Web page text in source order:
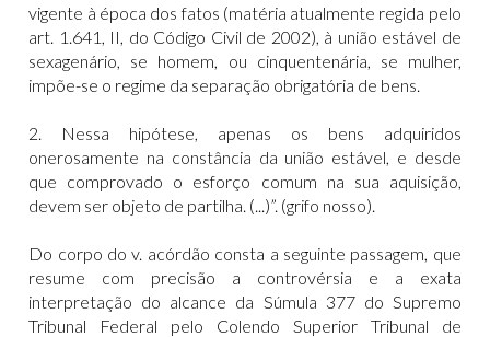
vigente à época dos fatos (matéria atualmente regida pelo
art. 1.641, II, do Código Civil de 2002), à união estável de
sexagenário, se homem, ou cinquentenária, se mulher,
impõe-se o regime da separação obrigatória de bens.
2. Nessa hipótese, apenas os bens adquiridos
onerosamente na constância da união estável, e desde
que comprovado o esforço comum na sua aquisição,
devem ser objeto de partilha. (...)”. (grifo nosso).
Do corpo do v. acórdão consta a seguinte passagem, que
resume com precisão a controvérsia e a exata
interpretação do alcance da Súmula 377 do Supremo
Tribunal Federal pelo Colendo Superior Tribunal de